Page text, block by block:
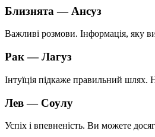
Близнята — Ансуз
Важливі розмови. Інформація, яку
Рак —Лагуз
Інтуїція підкаже правильний шлях.
Лев — Соулу
Успіх і впевненість. Ви можете